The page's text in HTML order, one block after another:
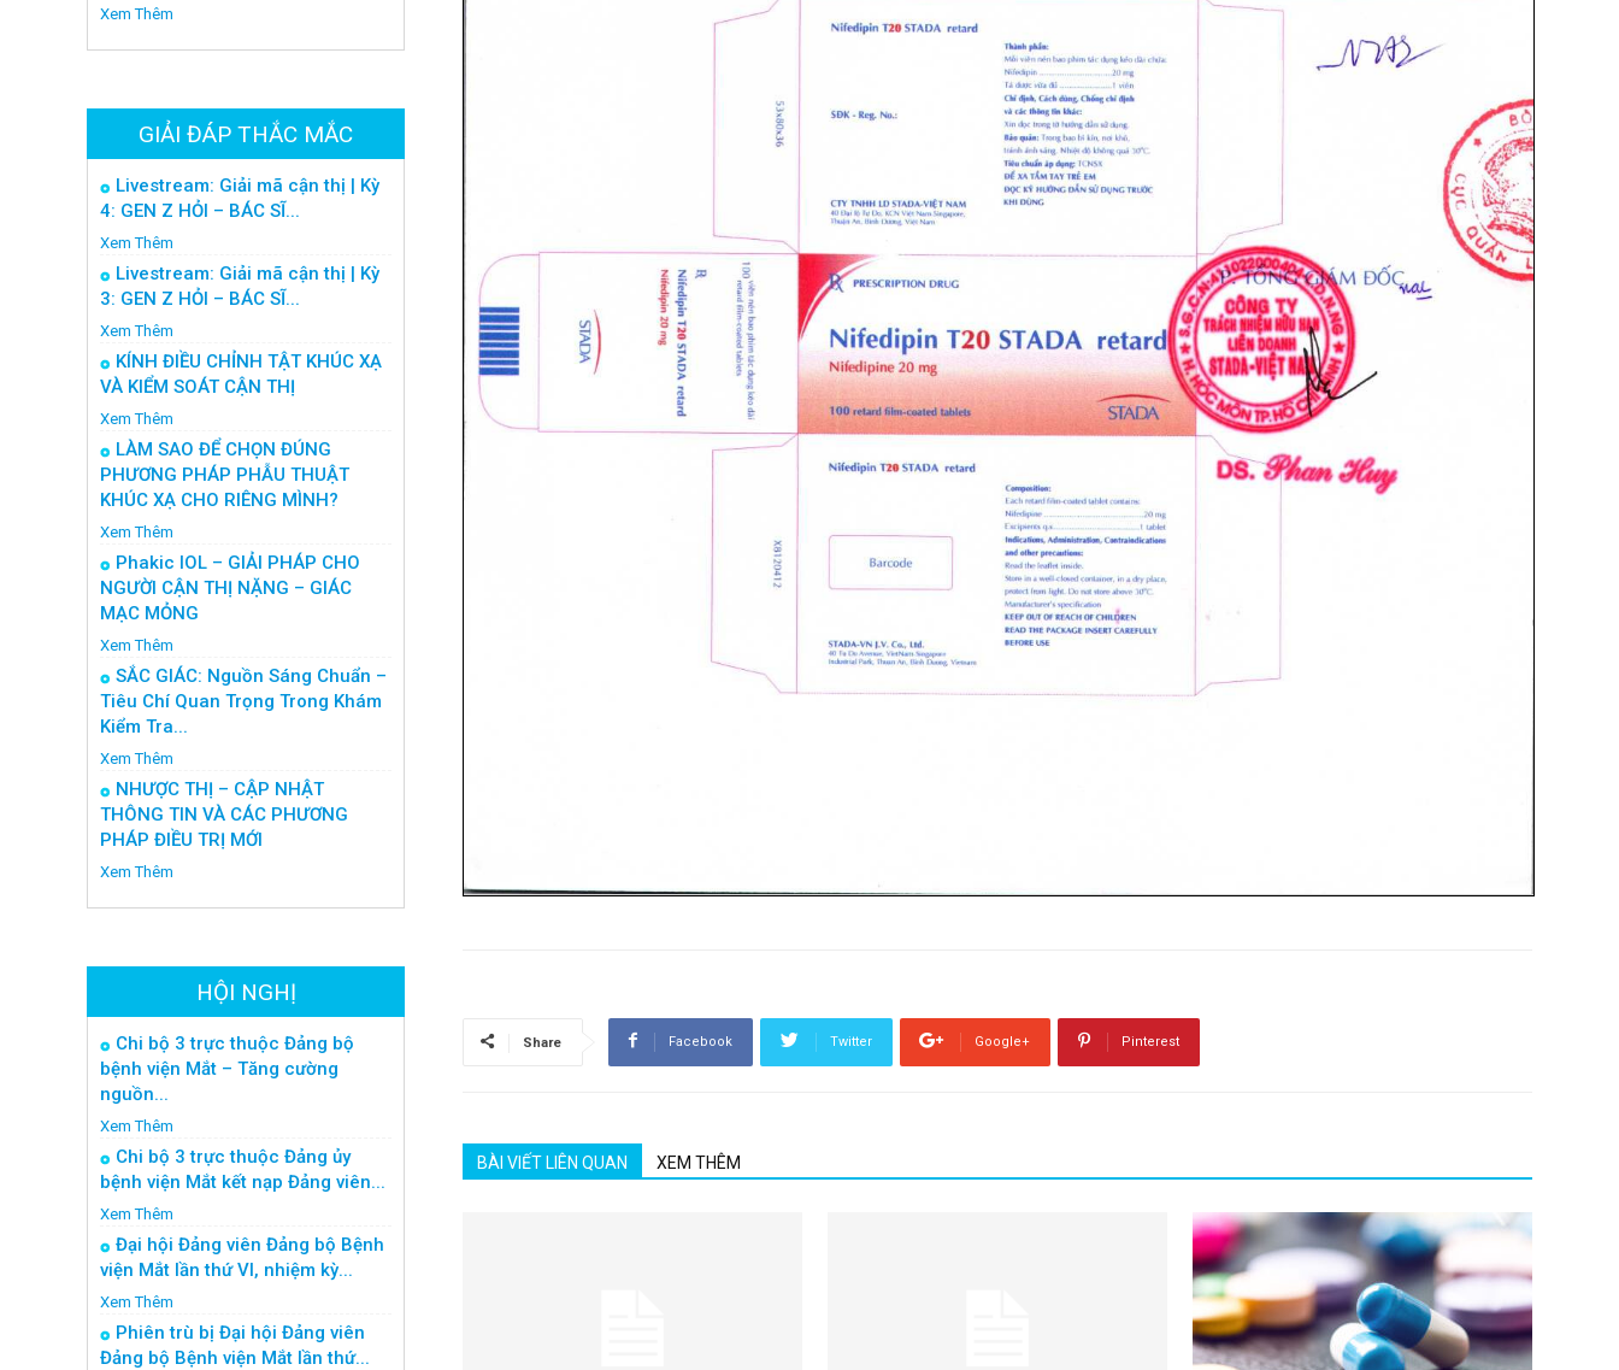
Share Facebook Twitter Google+ Pinterest
BÀI VIẾT LIÊN QUAN XEM THÊM
Xem Thêm
GIẢI ĐÁP THẮC MẮC
Livestream: Giải mã cận thị | Kỳ
4: GEN Z HỎI – BÁC SĨ...
Xem Thêm
Livestream: Giải mã cận thị | Kỳ
3: GEN Z HỎI – BÁC SĨ...
Xem Thêm
KÍNH ĐIỀU CHỈNH TẬT KHÚC XẠ
VÀ KIỂM SOÁT CẬN THỊ
Xem Thêm
LÀM SAO ĐỂ CHỌN ĐÚNG
PHƯƠNG PHÁP PHẪU THUẬT
KHÚC XẠ CHO RIÊNG MÌNH?
Xem Thêm
Phakic IOL – GIẢI PHÁP CHO
NGƯỜI CẬN THỊ NẶNG – GIÁC
MẠC MỎNG
Xem Thêm
SẮC GIÁC: Nguồn Sáng Chuẩn –
Tiêu Chí Quan Trọng Trong Khám
Kiểm Tra...
Xem Thêm
NHƯỢC THỊ – CẬP NHẬT
THÔNG TIN VÀ CÁC PHƯƠNG
PHÁP ĐIỀU TRỊ MỚI
Xem Thêm
HỘI NGHỊ
Chi bộ 3 trực thuộc Đảng bộ
bệnh viện Mắt – Tăng cường
nguồn...
Xem Thêm
Chi bộ 3 trực thuộc Đảng ủy
bệnh viện Mắt kết nạp Đảng viên...
Xem Thêm
Đại hội Đảng viên Đảng bộ Bệnh
viện Mắt lần thứ VI, nhiệm kỳ...
Xem Thêm
Phiên trù bị Đại hội Đảng viên
Đảng bộ Bệnh viện Mắt lần thứ...